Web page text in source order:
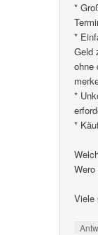
*
*
Geld
ohne
*
*
Viele